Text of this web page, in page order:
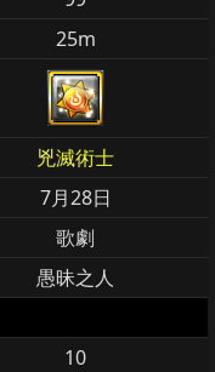
25m
兇滅術士
7月28日
歌劇
愚昧之人
10